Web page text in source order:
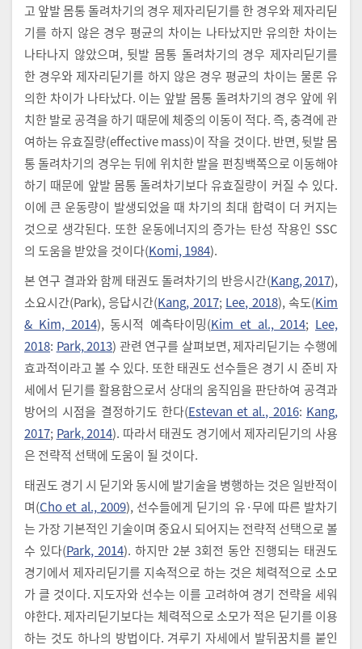
고 앞발 몸통 돌려차기의 경우 제자리딛기를 한 경우와 제자리딛
기를 하지 않은 경우 평균의 차이는 나타났지만 유의한 차이는
나타나지 않았으며, 뒷발 몸통 돌려차기의 경우 제자리딛기를
한 경우와 제자리딛기를 하지 않은 경우 평균의 차이는 물론 유
의한 차이가 나타났다. 이는 앞발 몸통 돌려차기의 경우 앞에 위
치한 발로 공격을 하기 때문에 체중의 이동이 적다. 즉, 충격에 관
여하는 유효질량(effective mass)이 작을 것이다. 반면, 뒷발 몸
통 돌려차기의 경우는 뒤에 위치한 발을 펀칭백쪽으로 이동해야
하기 때문에 앞발 몸통 돌려차기보다 유효질량이 커질 수 있다.
이에 큰 운동량이 발생되었을 때 차기의 최대 합력이 더 커지는
것으로 생각된다. 또한 운동에너지의 증가는 탄성 작용인 SSC
의 도움을 받았을 것이다(Komi, 1984).
본 연구 결과와 함께 태권도 돌려차기의 반응시간(Kang, 2017),
소요시간(Park), 응답시간(Kang, 2017; Lee, 2018), 속도(Kim
& Kim, 2014), 동시적 예측타이밍(Kim et al., 2014; Lee,
2018: Park, 2013) 관련 연구를 살펴보면, 제자리딛기는 수행에
효과적이라고 볼 수 있다. 또한 태권도 선수들은 경기 시 준비 자
세에서 딛기를 활용함으로서 상대의 움직임을 판단하여 공격과
방어의 시점을 결정하기도 한다(Estevan et al., 2016: Kang,
2017; Park, 2014). 따라서 태권도 경기에서 제자리딛기의 사용
은 전략적 선택에 도움이 될 것이다.
태권도 경기 시 딛기와 동시에 발기술을 병행하는 것은 일반적이
며(Cho et al., 2009), 선수들에게 딛기의 유·무에 따른 발차기
는 가장 기본적인 기술이며 중요시 되어지는 전략적 선택으로 볼
수 있다(Park, 2014). 하지만 2분 3회전 동안 진행되는 태권도
경기에서 제자리딛기를 지속적으로 하는 것은 체력적으로 소모
가 클 것이다. 지도자와 선수는 이를 고려하여 경기 전략을 세워
야한다. 제자리딛기보다는 체력적으로 소모가 적은 딛기를 이용
하는 것도 하나의 방법이다. 겨루기 자세에서 발뒤꿈치를 붙인